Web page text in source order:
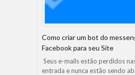
Como criar um bot do
Facebook para seu Site
Seus e-mails estão perdidos
entrada e nunca estão sendo